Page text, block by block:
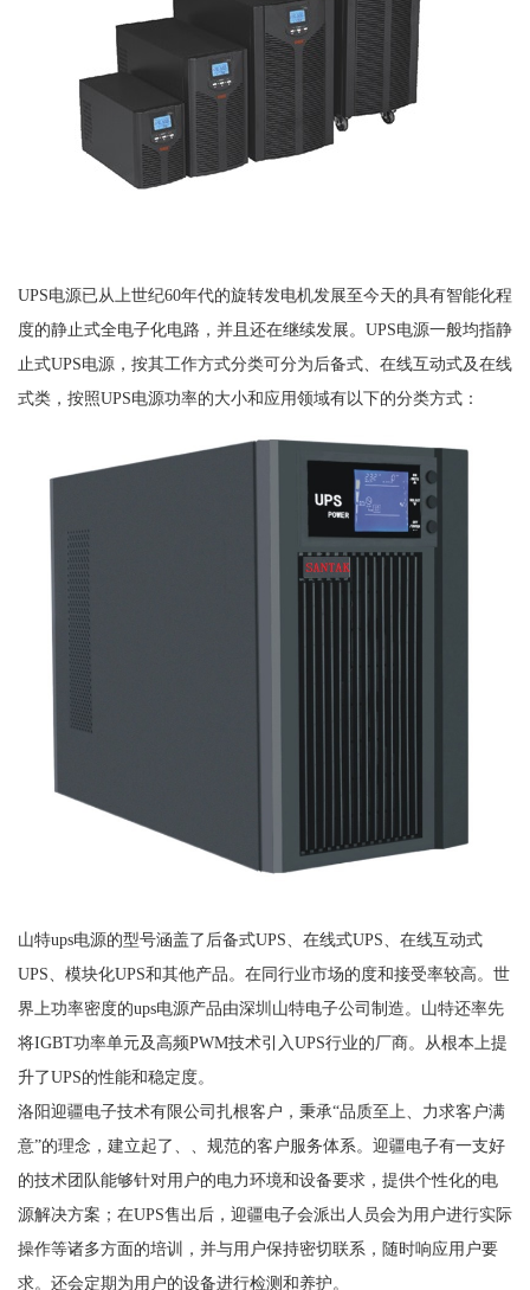
UPS电源已从上世纪60年代的旋转发电机发展至今天的具有智能化程
度的静止式全电子化电路，并且还在继续发展。UPS电源一般均指静
止式UPS电源，按其工作方式分类可分为后备式、在线互动式及在线
式类，按照UPS电源功率的大小和应用领域有以下的分类方式：
山特ups电源的型号涵盖了后备式UPS、在线式UPS、在线互动式
UPS、模块化UPS和其他产品。在同行业市场的度和接受率较高。世
界上功率密度的ups电源产品由深圳山特电子公司制造。山特还率先
将IGBT功率单元及高频PWM技术引入UPS行业的厂商。从根本上提
升了UPS的性能和稳定度。
洛阳迎疆电子技术有限公司扎根客户，秉承“品质至上、力求客户满
意”的理念，建立起了、、规范的客户服务体系。迎疆电子有一支好
的技术团队能够针对用户的电力环境和设备要求，提供个性化的电
源解决方案；在UPS售出后，迎疆电子会派出人员会为用户进行实际
操作等诸多方面的培训，并与用户保持密切联系，随时响应用户要
求。还会定期为用户的设备进行检测和养护。